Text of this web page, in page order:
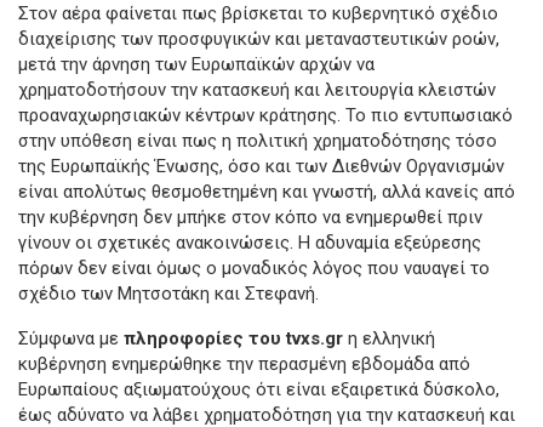
Στον αέρα φαίνεται πως βρίσκεται το κυβερνητικό σχέδιο
διαχείρισης των προσφυγικών και μεταναστευτικών ροών,
μετά την άρνηση των Ευρωπαϊκών αρχών να
χρηματοδοτήσουν την κατασκευή και λειτουργία κλειστών
προαναχωρησιακών κέντρων κράτησης. Το πιο εντυπωσιακό
στην υπόθεση είναι πως η πολιτική χρηματοδότησης τόσο
της Ευρωπαϊκής Ένωσης, όσο και των Διεθνών Οργανισμών
είναι απολύτως θεσμοθετημένη και γνωστή, αλλά κανείς από
την κυβέρνηση δεν μπήκε στον κόπο να ενημερωθεί πριν
γίνουν οι σχετικές ανακοινώσεις. Η αδυναμία εξεύρεσης
πόρων δεν είναι όμως ο μοναδικός λόγος που ναυαγεί το
σχέδιο των Μητσοτάκη και Στεφανή.
Σύμφωνα με πληροφορίες του tvxs.gr η ελληνική
κυβέρνηση ενημερώθηκε την περασμένη εβδομάδα από
Ευρωπαίους αξιωματούχους ότι είναι εξαιρετικά δύσκολο,
έως αδύνατο να λάβει χρηματοδότηση για την κατασκευή και